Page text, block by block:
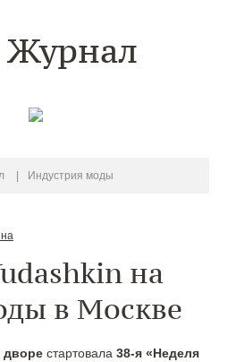
Журнал
Индустрия моды
на
в Москве
дворе стартовала 38-я «Неделя